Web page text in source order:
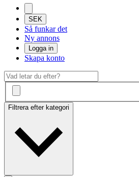
SEK
Så funkar det
Ny annons
Logga in
Skapa konto
Filtrera efter kategori